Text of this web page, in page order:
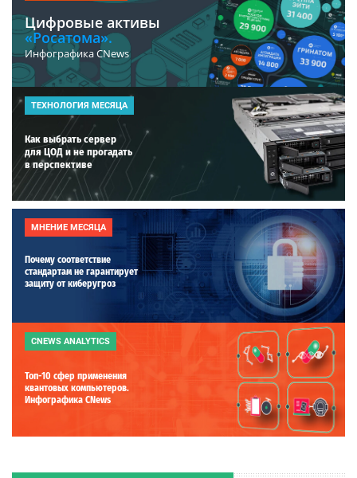
Цифровые активы
«Росатома».
Инфографика CNews
ТЕХНОЛОГИЯ МЕСЯЦА
Как выбрать сервер
для ЦОД и не прогадать
в перспективе
МНЕНИЕ МЕСЯЦА
Почему соответствие
стандартам не гарантирует
защиту от киберугроз
CNEWS ANALYTICS
Топ-10 сфер применения
квантовых компьютеров.
Инфографика CNews